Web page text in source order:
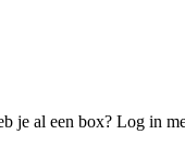
je al een box? Log in